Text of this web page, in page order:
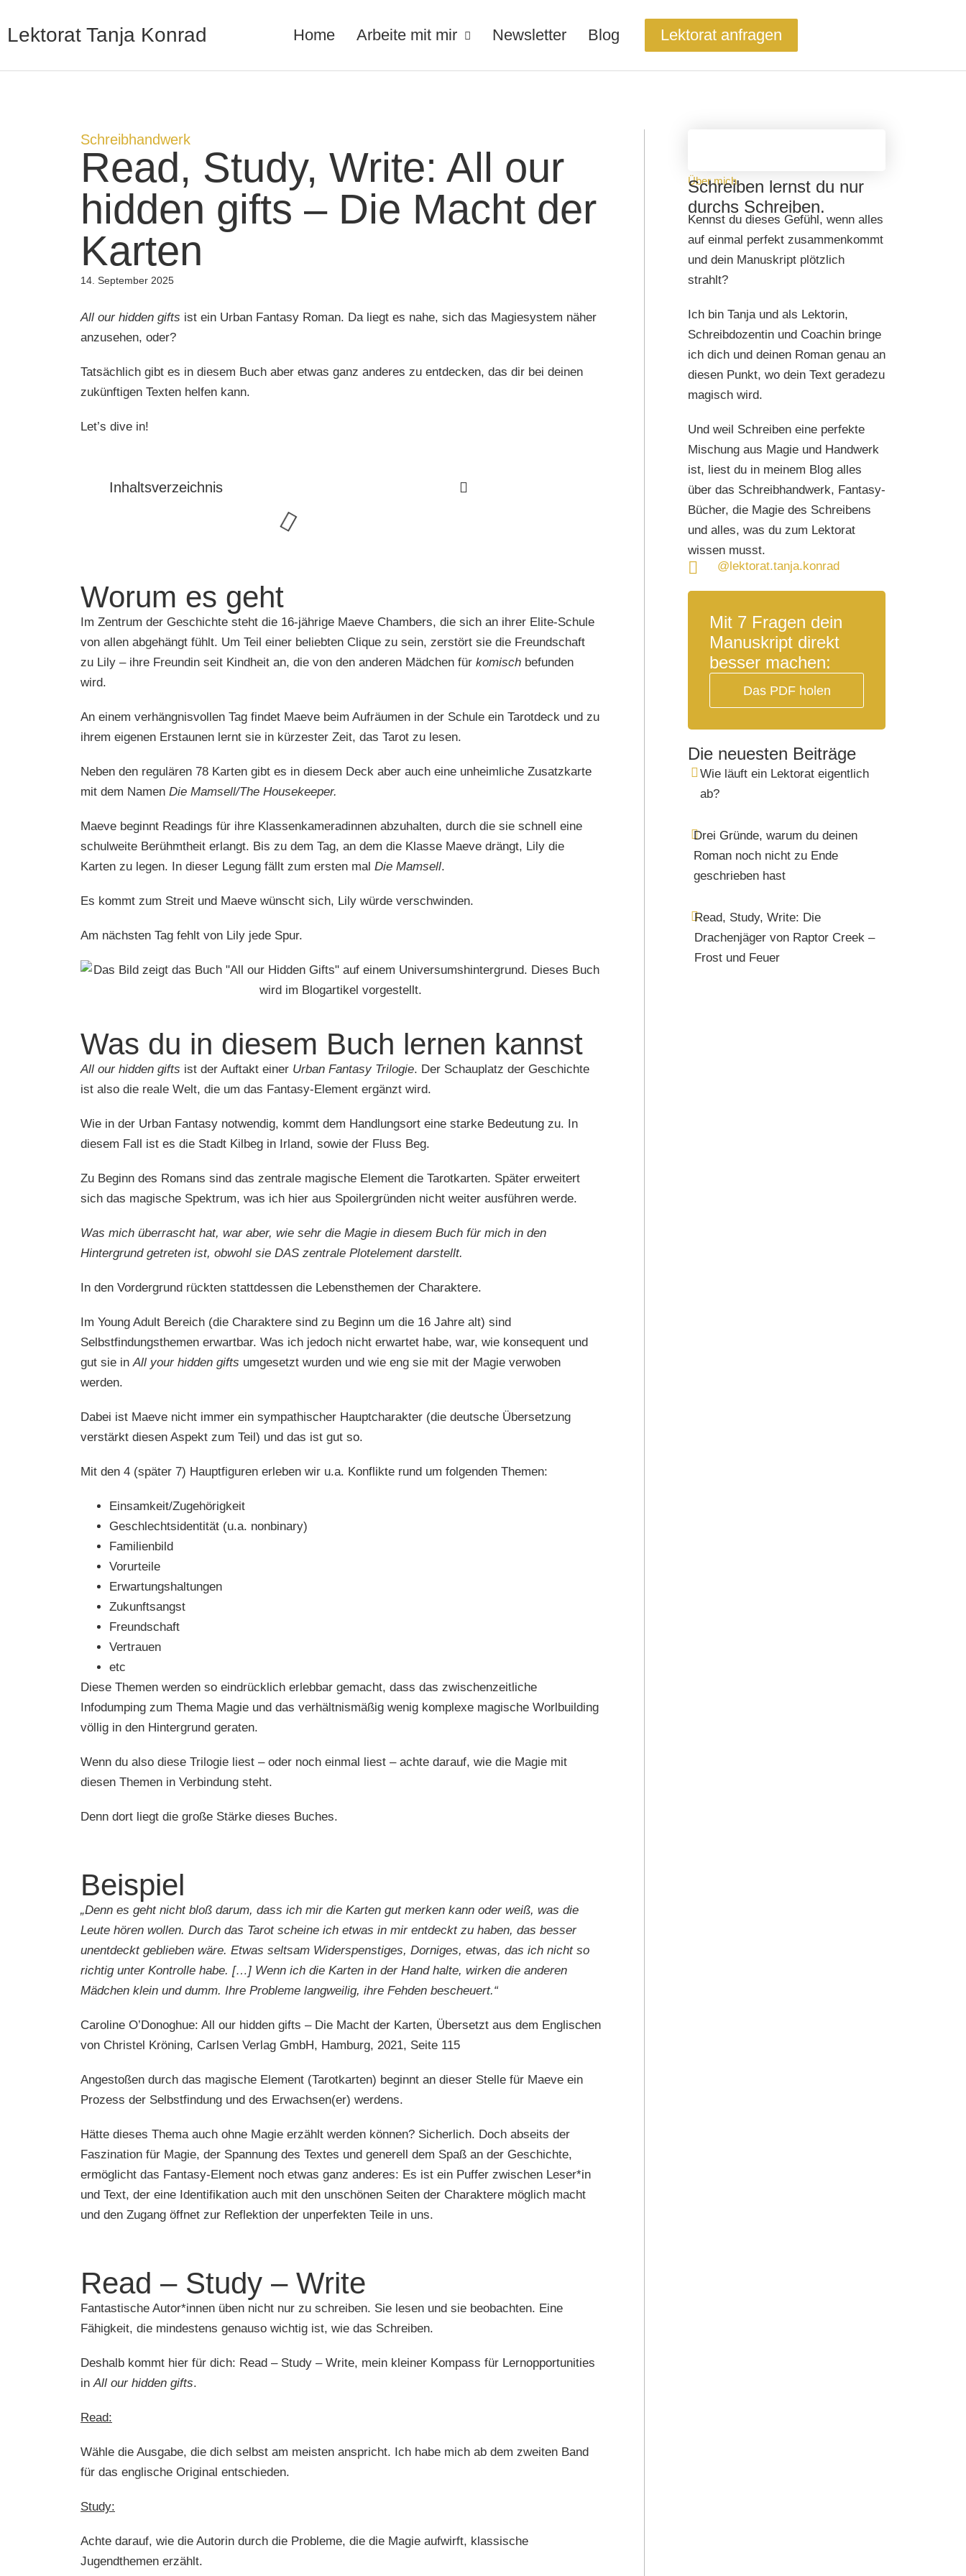
Lektorat Tanja Konrad Home Arbeite mit mir Newsletter Blog Lektorat anfragen
Schreibhandwerk
Read, Study, Write: All our
hidden gifts – Die Macht der
Karten
14. September 2025
All our hidden gifts ist ein Urban Fantasy Roman. Da liegt es nahe, sich das Magiesystem näher
anzusehen, oder?
Tatsächlich gibt es in diesem Buch aber etwas ganz anderes zu entdecken, das dir bei deinen
zukünftigen Texten helfen kann.
Let’s dive in!
Inhaltsverzeichnis
Worum es geht
Im Zentrum der Geschichte steht die 16-jährige Maeve Chambers, die sich an ihrer Elite-Schule
von allen abgehängt fühlt. Um Teil einer beliebten Clique zu sein, zerstört sie die Freundschaft
zu Lily – ihre Freundin seit Kindheit an, die von den anderen Mädchen für komisch befunden
wird.
An einem verhängnisvollen Tag findet Maeve beim Aufräumen in der Schule ein Tarotdeck und zu
ihrem eigenen Erstaunen lernt sie in kürzester Zeit, das Tarot zu lesen.
Neben den regulären 78 Karten gibt es in diesem Deck aber auch eine unheimliche Zusatzkarte
mit dem Namen Die Mamsell/The Housekeeper.
Maeve beginnt Readings für ihre Klassenkameradinnen abzuhalten, durch die sie schnell eine
schulweite Berühmtheit erlangt. Bis zu dem Tag, an dem die Klasse Maeve drängt, Lily die
Karten zu legen. In dieser Legung fällt zum ersten mal Die Mamsell.
Es kommt zum Streit und Maeve wünscht sich, Lily würde verschwinden.
Am nächsten Tag fehlt von Lily jede Spur.
Was du in diesem Buch lernen kannst
All our hidden gifts ist der Auftakt einer Urban Fantasy Trilogie. Der Schauplatz der Geschichte
ist also die reale Welt, die um das Fantasy-Element ergänzt wird.
Wie in der Urban Fantasy notwendig, kommt dem Handlungsort eine starke Bedeutung zu. In
diesem Fall ist es die Stadt Kilbeg in Irland, sowie der Fluss Beg.
Zu Beginn des Romans sind das zentrale magische Element die Tarotkarten. Später erweitert
sich das magische Spektrum, was ich hier aus Spoilergründen nicht weiter ausführen werde.
Was mich überrascht hat, war aber, wie sehr die Magie in diesem Buch für mich in den
Hintergrund getreten ist, obwohl sie DAS zentrale Plotelement darstellt.
In den Vordergrund rückten stattdessen die Lebensthemen der Charaktere.
Im Young Adult Bereich (die Charaktere sind zu Beginn um die 16 Jahre alt) sind
Selbstfindungsthemen erwartbar. Was ich jedoch nicht erwartet habe, war, wie konsequent und
gut sie inAll your hidden gifts umgesetzt wurden und wie eng sie mit der Magie verwoben
werden.
Dabei ist Maeve nicht immer ein sympathischer Hauptcharakter (die deutsche Übersetzung
verstärkt diesen Aspekt zum Teil) und das ist gut so.
Mit den 4 (später 7) Hauptfiguren erleben wir u.a. Konflikte rund um folgenden Themen:
Einsamkeit/Zugehörigkeit
Geschlechtsidentität (u.a. nonbinary)
Familienbild
Vorurteile
Erwartungshaltungen
Zukunftsangst
Freundschaft
Vertrauen
etc
Diese Themen werden so eindrücklich erlebbar gemacht, dass das zwischenzeitliche
Infodumping zum Thema Magie und das verhältnismäßig wenig komplexe magische Worlbuilding
völlig in den Hintergrund geraten.
Wenn du also diese Trilogie liest – oder noch einmal liest – achte darauf, wie die Magie mit
diesen Themen in Verbindung steht.
Denn dort liegt die große Stärke dieses Buches.
Beispiel
„Denn es geht nicht bloß darum, dass ich mir die Karten gut merken kann oder weiß, was die
Leute hören wollen. Durch das Tarot scheine ich etwas in mir entdeckt zu haben, das besser
unentdeckt geblieben wäre. Etwas seltsam Widerspenstiges, Dorniges, etwas, das ich nicht so
richtig unter Kontrolle habe. […] Wenn ich die Karten in der Hand halte, wirken die anderen
Mädchen klein und dumm. Ihre Probleme langweilig, ihre Fehden bescheuert.“
Caroline O’Donoghue: All our hidden gifts – Die Macht der Karten, Übersetzt aus dem Englischen
von Christel Kröning, Carlsen Verlag GmbH, Hamburg, 2021, Seite 115
Angestoßen durch das magische Element (Tarotkarten) beginnt an dieser Stelle für Maeve ein
Prozess der Selbstfindung und des Erwachsen(er) werdens.
Hätte dieses Thema auch ohne Magie erzählt werden können? Sicherlich. Doch abseits der
Faszination für Magie, der Spannung des Textes und generell dem Spaß an der Geschichte,
ermöglicht das Fantasy-Element noch etwas ganz anderes: Es ist ein Puffer zwischen Leser*in
und Text, der eine Identifikation auch mit den unschönen Seiten der Charaktere möglich macht
und den Zugang öffnet zur Reflektion der unperfekten Teile in uns.
Read – Study – Write
Fantastische Autor*innen üben nicht nur zu schreiben. Sie lesen und sie beobachten. Eine
Fähigkeit, die mindestens genauso wichtig ist, wie das Schreiben.
Deshalb kommt hier für dich: Read – Study – Write, mein kleiner Kompass für Lernopportunities
inAll our hidden gifts.
Read:
Wähle die Ausgabe, die dich selbst am meisten anspricht. Ich habe mich ab dem zweiten Band
für das englische Original entschieden.
Study:
Achte darauf, wie die Autorin durch die Probleme, die die Magie aufwirft, klassische
Jugendthemen erzählt.
Über mich
Schreiben lernst du nur
durchs Schreiben.
Kennst du dieses Gefühl, wenn alles
auf einmal perfekt zusammenkommt
und dein Manuskript plötzlich
strahlt?
Ich bin Tanja und als Lektorin,
Schreibdozentin und Coachin bringe
ich dich und deinen Roman genau an
diesen Punkt, wo dein Text geradezu
magisch wird.
Und weil Schreiben eine perfekte
Mischung aus Magie und Handwerk
ist, liest du in meinem Blog alles
über das Schreibhandwerk, Fantasy-
Bücher, die Magie des Schreibens
und alles, was du zum Lektorat
wissen musst.
@lektorat.tanja.konrad
Mit 7 Fragen dein
Manuskript direkt
besser machen:
Das PDF holen
Die neuesten Beiträge
Wie läuft ein Lektorat eigentlich
ab?
Drei Gründe, warum du deinen
Roman noch nicht zu Ende
geschrieben hast
Read, Study, Write: Die
Drachenjäger von Raptor Creek –
Frost und Feuer